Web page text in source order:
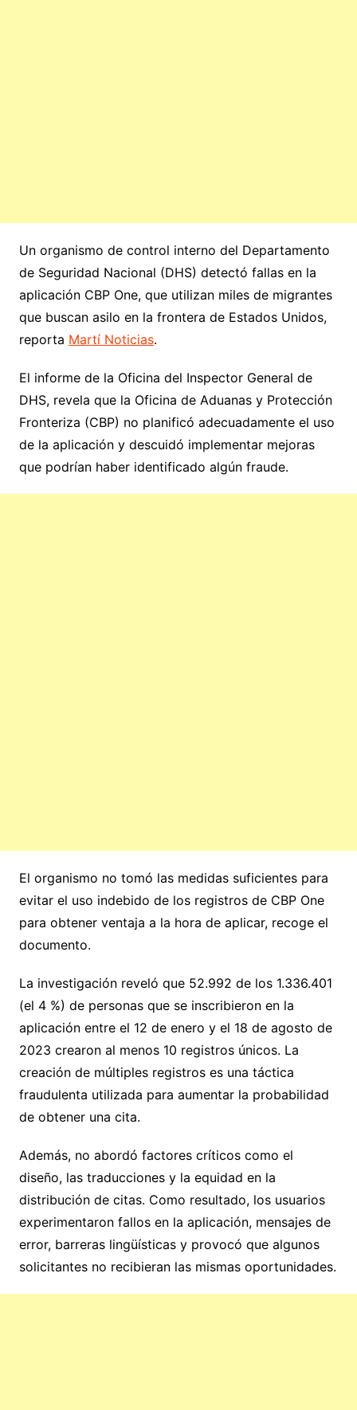
Un organismo de control interno del Departamento
de Seguridad Nacional (DHS) detectó fallas en la
aplicación CBP One, que utilizan miles de migrantes
que buscan asilo en la frontera de Estados Unidos,
reporta Martí Noticias.
El informe de la Oficina del Inspector General de
DHS, revela que la Oficina de Aduanas y Protección
Fronteriza (CBP) no planificó adecuadamente el uso
de la aplicación y descuidó implementar mejoras
que podrían haber identificado algún fraude.
El organismo no tomó las medidas suficientes para
evitar el uso indebido de los registros de CBP One
para obtener ventaja a la hora de aplicar, recoge el
documento.
La investigación reveló que 52.992 de los 1.336.401
(el 4 %) de personas que se inscribieron en la
aplicación entre el 12 de enero y el 18 de agosto de
2023 crearon al menos 10 registros únicos. La
creación de múltiples registros es una táctica
fraudulenta utilizada para aumentar la probabilidad
de obtener una cita.
Además, no abordó factores críticos como el
diseño, las traducciones y la equidad en la
distribución de citas. Como resultado, los usuarios
experimentaron fallos en la aplicación, mensajes de
error, barreras lingüísticas y provocó que algunos
solicitantes no recibieran las mismas oportunidades.